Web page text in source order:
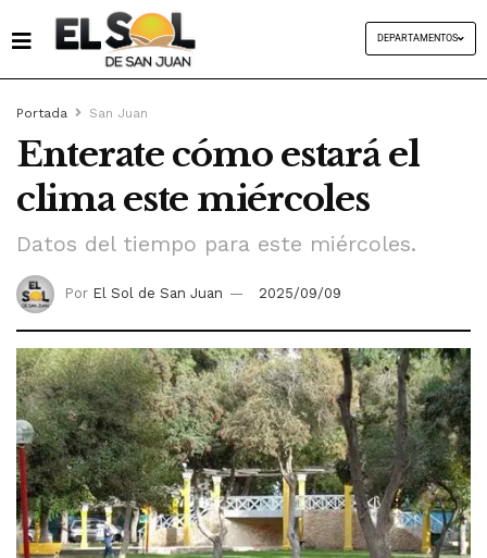
DEPARTAMENTOS
Portada San Juan
Enterate cómo estará el
clima este miércoles
Datos del tiempo para este miércoles.
Por El Sol de San Juan 2025/09/09